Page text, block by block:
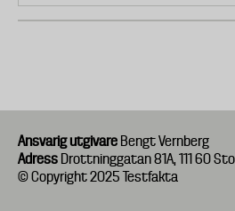
Ansvarig utgivare Bengt Vernberg
Adress Drottninggatan 81A, 111 60
© Copyright 2025 Testfakta